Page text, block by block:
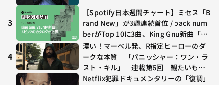
3
【Spotify日本週間チャート】ミセス「B
rand New」が3週連続首位 / back num
berがTop 10に3曲、King Gnu新曲「G
O GHOST」が初登場〜集計期間：2026
年7/24〜7/30
4
濃い！マーベル発、R指定ヒーローのダ
ークな本質 「パニッシャー：ワン・ラ
スト・キル」 連載第6回 観たいもの
が多すぎる～稲垣貴俊の配信時評
Netflix犯罪ドキュメンタリーの「復調」